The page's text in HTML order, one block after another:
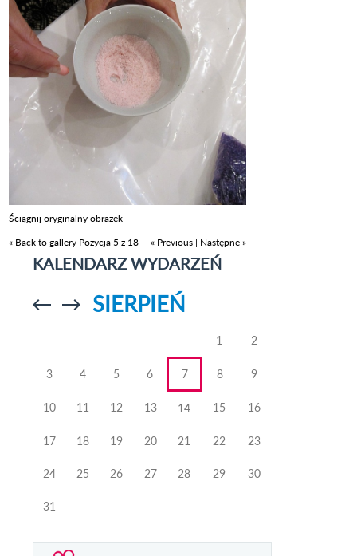
Ściągnij oryginalny obrazek
« Back to gallery Pozycja 5 z 18 « Previous | Następne »
KALENDARZ WYDARZEŃ
Przejdź doPrzejdź do
SIERPIEŃ
1 2
3 4 5 6 7 8 9
10 11 12 13 14 15 16
17 18 19 20 21 22 23
24 25 26 27 28 29 30
31